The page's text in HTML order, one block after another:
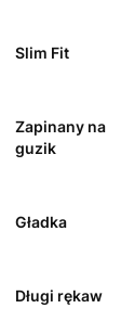
Slim Fit
Zapinany na
guzik
Gładka
Długi rękaw